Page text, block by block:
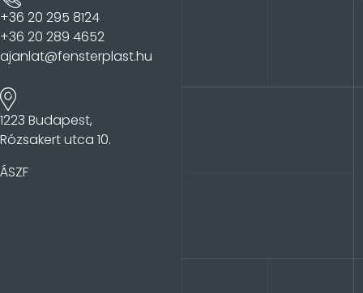
+36 20 295 8124
+36 20 289 4652
ajanlat@fensterplast.hu
1223 Budapest,
Rózsakert utca 10.
ÁSZF